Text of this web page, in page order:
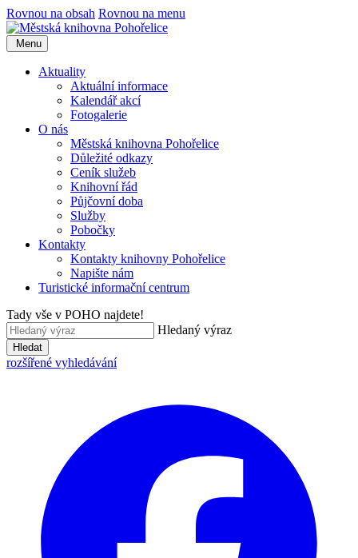
Rovnou na obsah Rovnou na menu
Menu
Aktuality
Aktuální informace
Kalendář akcí
Fotogalerie
O nás
Městská knihovna Pohořelice
Důležité odkazy
Ceník služeb
Knihovní řád
Půjčovní doba
Služby
Pobočky
Kontakty
Kontakty knihovny Pohořelice
Napište nám
Turistické informační centrum
Tady vše v POHO najdete!
Hledaný výraz
Hledat
rozšířené vyhledávání